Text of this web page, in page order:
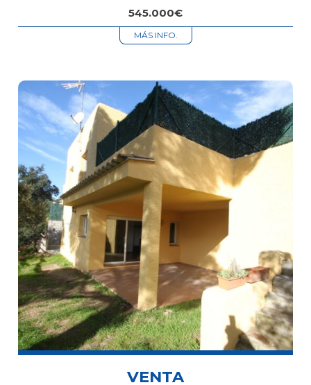
545.000€
MÁS INFO.
VENTA